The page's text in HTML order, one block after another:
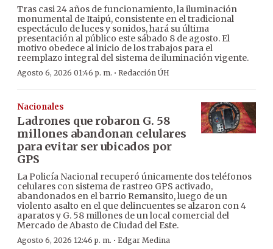
Tras casi 24 años de funcionamiento, la iluminación
monumental de Itaipú, consistente en el tradicional
espectáculo de luces y sonidos, hará su última
presentación al público este sábado 8 de agosto. El
motivo obedece al inicio de los trabajos para el
reemplazo integral del sistema de iluminación vigente.
Agosto 6, 2026 01:46 p. m. · Redacción ÚH
Nacionales
Ladrones que robaron G. 58
millones abandonan celulares
para evitar ser ubicados por
GPS
La Policía Nacional recuperó únicamente dos teléfonos
celulares con sistema de rastreo GPS activado,
abandonados en el barrio Remansito, luego de un
violento asalto en el que delincuentes se alzaron con 4
aparatos y G. 58 millones de un local comercial del
Mercado de Abasto de Ciudad del Este.
Agosto 6, 2026 12:46 p. m. · Edgar Medina